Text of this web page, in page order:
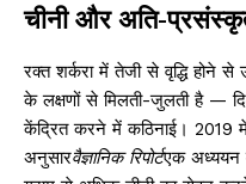
चीनी और अति-प्रसंस्कृत
रक्त शर्करा में तेजी से वृद्धि होने से
के लक्षणों से मिलती-जुलती है —
केंद्रित करने में कठिनाई। 2019
अनुसारवैज्ञानिक रिपोर्टएक अध्ययन